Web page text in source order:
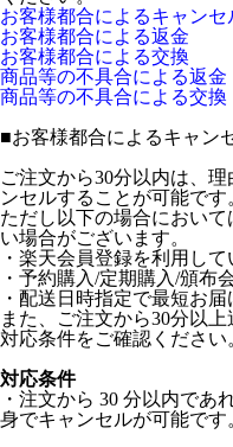
お客様都合によるキャンセ
お客様都合による返金
お客様都合による交換
商品等の不具合による返金
商品等の不具合による交換
■お客様都合によるキャン
ご注文から30分以内は、
ンセルすることが可能です
ただし以下の場合におい
い場合がございます。
・楽天会員登録を利用し
・予約購入/定期購入/頒布
・配送日時指定で最短お
また、ご注文から30分以
対応条件をご確認ください
対応条件
・注文から 30 分以内であ
身でキャンセルが可能です